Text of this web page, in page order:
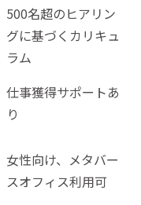
500名超のヒアリン
グに基づくカリキュ
ラム
仕事獲得サポートあ
り
女性向け、メタバー
スオフィス利用可